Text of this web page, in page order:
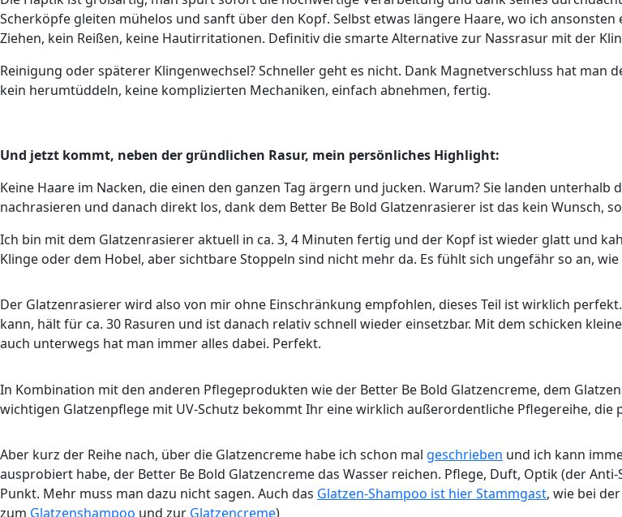
Scherköpfe gleiten mühelos und sanft über den Kopf. Selbst etwas längere Haare, wo ich
Ziehen, kein Reißen, keine Hautirritationen. Definitiv die smarte Alternative zur Nassrasur mit der
Reinigung oder späterer Klingenwechsel? Schneller geht es nicht. Dank Magnetverschluss hat
kein herumtüddeln, keine komplizierten Mechaniken, einfach abnehmen, fertig.
Und jetzt kommt, neben der gründlichen Rasur, mein persönliches Highlight:
Keine Haare im Nacken, die einen den ganzen Tag ärgern und jucken. Warum? Sie landen
nachrasieren und danach direkt los, dank dem Better Be Bold Glatzenrasierer ist das kein Wunsch,
Ich bin mit dem Glatzenrasierer aktuell in ca. 3, 4 Minuten fertig und der Kopf ist wieder glatt und
Klinge oder dem Hobel, aber sichtbare Stoppeln sind nicht mehr da. Es fühlt sich ungefähr so an,
Der Glatzenrasierer wird also von mir ohne Einschränkung empfohlen, dieses Teil ist wirklich
kann, hält für ca. 30 Rasuren und ist danach relativ schnell wieder einsetzbar. Mit dem schicken
auch unterwegs hat man immer alles dabei. Perfekt.
In Kombination mit den anderen Pflegeprodukten wie der Better Be Bold Glatzencreme, dem
wichtigen Glatzenpflege mit UV-Schutz bekommt Ihr eine wirklich außerordentliche Pflegereihe,
Aber kurz der Reihe nach, über die Glatzencreme habe ich schon mal geschrieben und ich kann
ausprobiert habe, der Better Be Bold Glatzencreme das Wasser reichen. Pflege, Duft, Optik (der
Punkt. Mehr muss man dazu nicht sagen. Auch das Glatzen-Shampoo ist hier Stammgast, wie bei
zum Glatzenshampoo und zur Glatzencreme)